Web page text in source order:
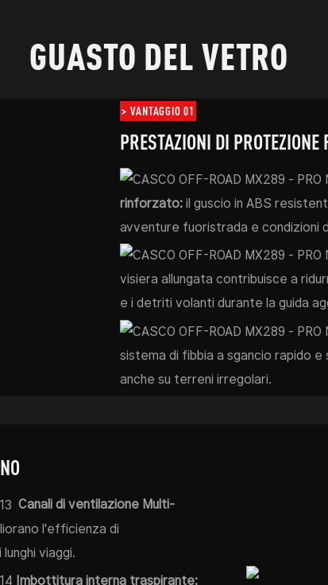
GUASTO DEL VETRO
> VANTAGGIO 01
PRESTAZIONI DI PROTEZIONE
rinforzato:il guscio in ABS
avventure fuoristrada e condizioni
visiera allungata contribuisce a
e i detriti volanti durante la guida
sistema di fibbia a sgancio rapido
anche su terreni irregolari.
Canali di ventilazione Multi-
l'efficienza di
viaggi.
Imbottitura interna traspirante: